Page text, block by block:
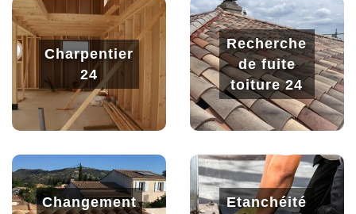
Charpentier
24
Recherche
de fuite
toiture 24
Changement
Etanchéité